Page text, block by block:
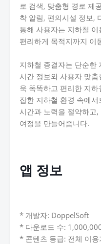
로 검색, 맞춤형 경로 제
착 알림, 편의시설 정보,
통해 사용자는 지하철
편리하게 목적지까지 이
지하철 종결자는 단순한
시간 정보와 사용자 맞
욱 똑똑하고 편리한 지
잡한 지하철 환경 속에
시간과 노력을 절약하고
여정을 만들어줍니다.
앱 정보
* 개발자: DoppelSoft
* 다운로드 수:
* 콘텐츠 등급: 전체 이용